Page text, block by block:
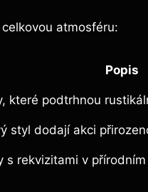
atmosféru:
Popis
které podtrhnou
styl dodají akci
rekvizitami v